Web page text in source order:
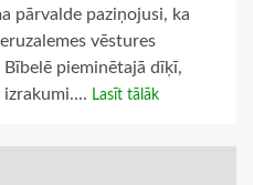
pārvalde paziņojusi, ka
vēstures
pieminētajā dīķī,
Lasīt tālāk